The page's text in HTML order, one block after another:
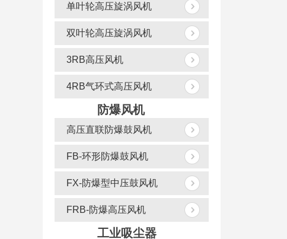
单叶轮高压旋涡风机
双叶轮高压旋涡风机
3RB高压风机
4RB气环式高压风机
防爆风机
高压直联防爆鼓风机
FB-环形防爆鼓风机
FX-防爆型中压鼓风机
FRB-防爆高压风机
工业吸尘器